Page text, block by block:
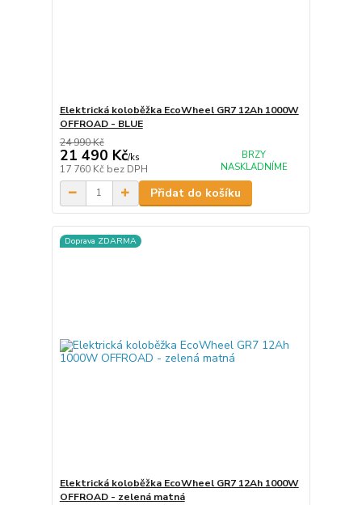
Elektrická koloběžka EcoWheel GR7 12Ah 1000W
OFFROAD - BLUE
24 990 Kč
21 490 Kč/ks
17 760 Kč bez DPH
BRZY
NASKLADNÍME
Přidat do košíku
Doprava ZDARMA
Elektrická koloběžka EcoWheel GR7 12Ah 1000W
OFFROAD - zelená matná